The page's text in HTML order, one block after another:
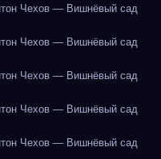
Чехов — Вишнёвый сад
Чехов — Вишнёвый сад
Чехов — Вишнёвый сад
Чехов — Вишнёвый сад
Чехов — Вишнёвый сад